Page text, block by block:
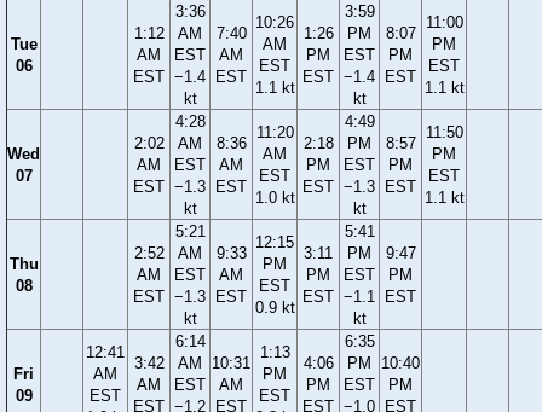
Tue
06
1:12
AM
EST
3:36
AM
EST
−1.4
kt
7:40
AM
EST
10:26
AM
EST
1.1 kt
1:26
PM
EST
3:59
PM
EST
−1.4
kt
8:07
PM
EST
11:00
PM
EST
1.1 kt
Wed
07
2:02
AM
EST
4:28
AM
EST
−1.3
kt
8:36
AM
EST
11:20
AM
EST
1.0 kt
2:18
PM
EST
4:49
PM
EST
−1.3
kt
8:57
PM
EST
11:50
PM
EST
1.1 kt
Thu
08
2:52
AM
EST
5:21
AM
EST
−1.3
kt
9:33
AM
EST
12:15
PM
EST
0.9 kt
3:11
PM
EST
5:41
PM
EST
−1.1
kt
9:47
PM
EST
Fri
09
12:41
AM
EST
3:42
AM
EST
6:14
AM
EST
−1.2
10:31
AM
EST
1:13
PM
EST
4:06
PM
EST
6:35
PM
EST
−1.0
10:40
PM
EST